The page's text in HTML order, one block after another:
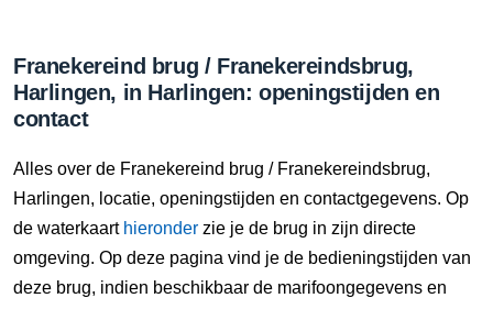
Franekereind brug / Franekereindsbrug,
Harlingen, in Harlingen: openingstijden en
contact
Alles over de Franekereind brug / Franekereindsbrug,
Harlingen, locatie, openingstijden en contactgegevens. Op
de waterkaart hieronder zie je de brug in zijn directe
omgeving. Op deze pagina vind je de bedieningstijden van
deze brug, indien beschikbaar de marifoongegevens en